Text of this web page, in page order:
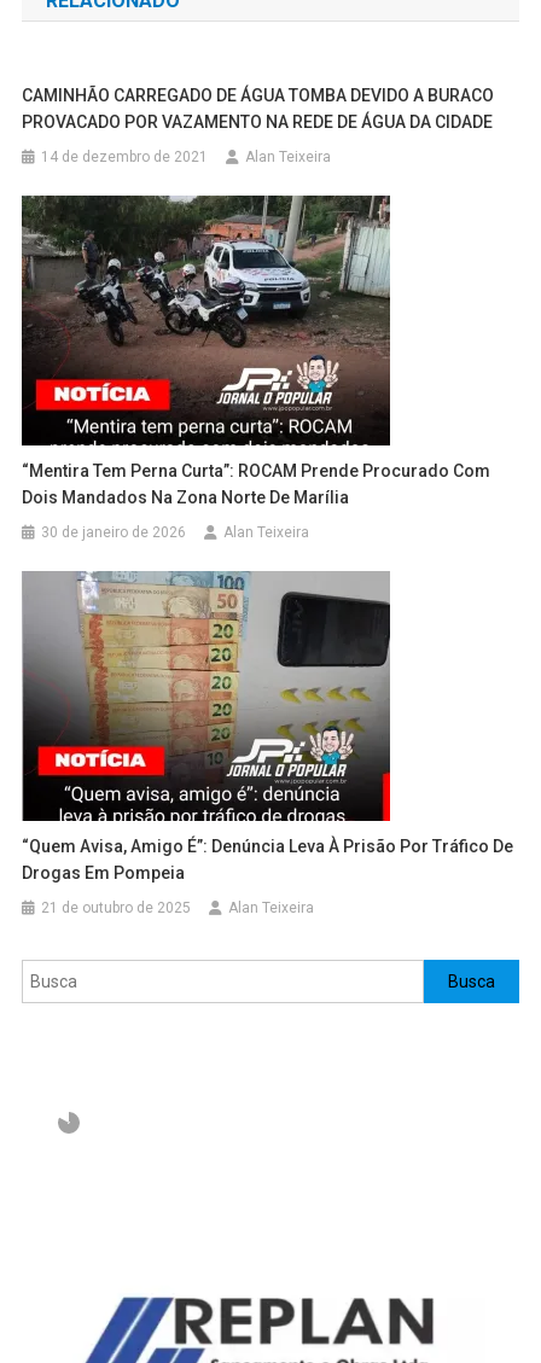
Post
CAMINHÃO CARREGADO DE ÁGUA TOMBA DEVIDO A BURACO
PROVACADO POR VAZAMENTO NA REDE DE ÁGUA DA CIDADE
14 de dezembro de 2021 Alan Teixeira
“Mentira Tem Perna Curta”: ROCAM Prende Procurado Com
Dois Mandados Na Zona Norte De Marília
30 de janeiro de 2026 Alan Teixeira
“Quem Avisa, Amigo É”: Denúncia Leva À Prisão Por Tráfico De
Drogas Em Pompeia
21 de outubro de 2025 Alan Teixeira
Pesquisar Busca